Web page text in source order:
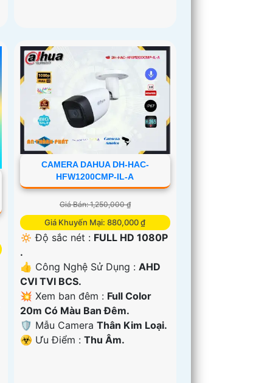
CAMERA DAHUA DH-HAC-
HFW1200CMP-IL-A
Giá Bán: 1,250,000 ₫
Giá Khuyến Mại: 880,000 ₫
🔅 Độ sắc nét : FULL HD 1080P
.
👍 Công Nghệ Sử Dụng :AHD
CVI TVI BCS.
💥 Xem ban đêm : Full Color
20m Có Màu Ban Đêm.
🛡 Mẫu CameraThân Kim Loại.
️☣️ Ưu Điểm :Thu Âm.